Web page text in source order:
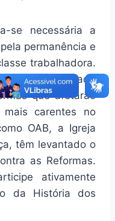
se necessária a
permanência e
trabalhadora.
deixada de lado
que afetarão
carentes no
OAB, a Igreja
têm levantado o
as Reformas.
ativamente
da História dos